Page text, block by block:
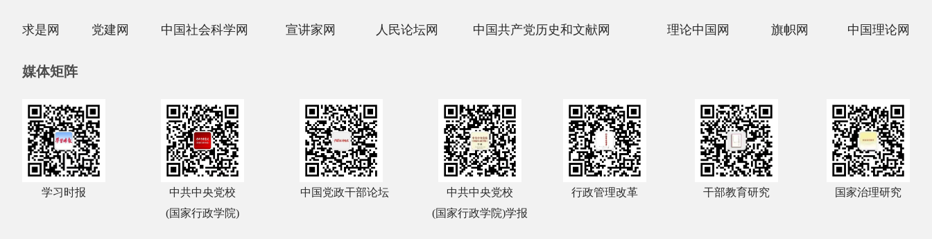
求是网 党建网 中国社会科学网 宣讲家网 人民论坛网 中国共产党历史和文献网 理论中国网 旗帜网 中国理论网
媒体矩阵
学习时报
中共中央党校
(国家行政学院)
中国党政干部论坛
中共中央党校
(国家行政学院)学报
行政管理改革 干部教育研究 国家治理研究